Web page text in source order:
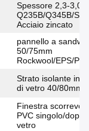
Spessore 2,3-3,0
Q235B/Q345B/
Acciaio zincato
pannello a
50/75mm
Rockwool/EPS/PU
Strato isolante in
di vetro 40/80mm
Finestra
PVC singolo/
vetro